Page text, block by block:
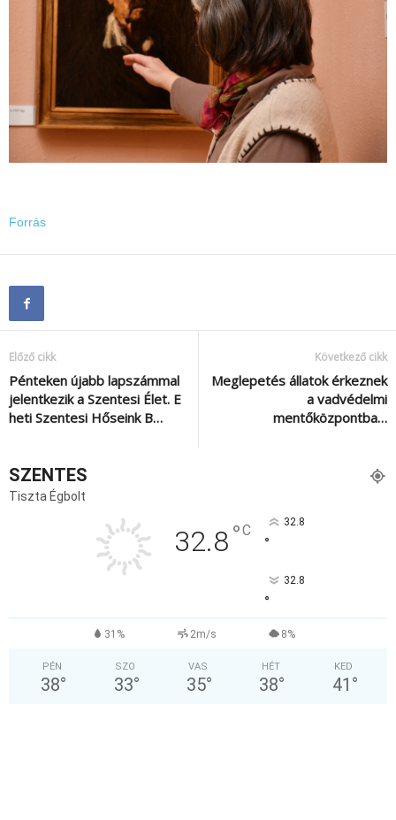
Forrás
Előző cikk
Pénteken újabb lapszámmal
jelentkezik a Szentesi Élet. E
heti Szentesi Hőseink B…
Következő cikk
Meglepetés állatok érkeznek
a vadvédelmi
mentőközpontba…
SZENTES
Tiszta Égbolt
32.8°C 32.8
°
32.8
°
31% 2m/s 8%
PÉN
38°
SZO
33°
VAS
35°
HÉT
38°
KED
41 °